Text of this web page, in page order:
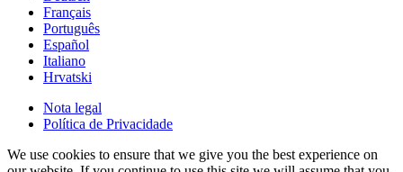
Français
Português
Español
Italiano
Hrvatski
Nota legal
Política de Privacidade
We use cookies to ensure that we give you the best experience on